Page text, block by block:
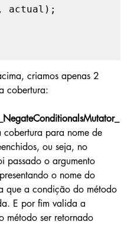
actual);
criamos apenas 2
cobertura:
cobertura para nome de
ou seja, no
passado o argumento
o nome do
que a condição do método
E por fim valida a
método ser retornado